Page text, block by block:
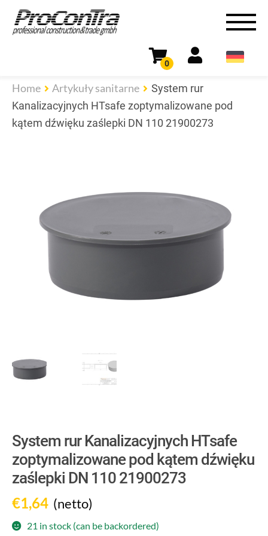
0
Home Artykuły sanitarne
System rur
Kanalizacyjnych HTsafe zoptymalizowane pod
kątem dźwięku zaślepki DN 110 21900273
System rur Kanalizacyjnych HTsafe
zoptymalizowane pod kątem dźwięku
zaślepki DN 110 21900273
€1,64 (netto)
21 in stock (can be backordered)